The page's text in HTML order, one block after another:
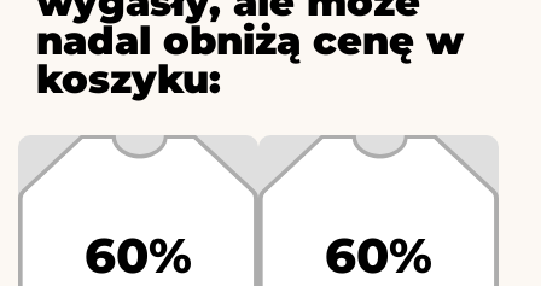
nadal obniżą cenę w
koszyku:
60% 60%